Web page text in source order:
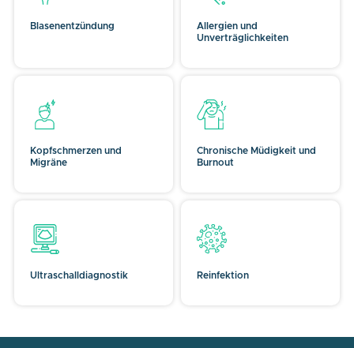
Blasenentzündung
Allergien und
Unverträglichkeiten
Kopfschmerzen und
Migräne
Chronische Müdigkeit und
Burnout
Ultraschalldiagnostik Reinfektion